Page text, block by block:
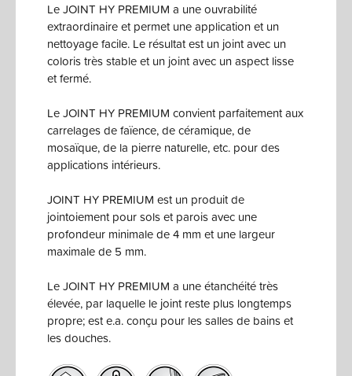
Le JOINT HY PREMIUM a une ouvrabilité
extraordinaire et permet une application et un
nettoyage facile. Le résultat est un joint avec un
coloris très stable et un joint avec un aspect lisse
et fermé.
Le JOINT HY PREMIUM convient parfaitement aux
carrelages de faïence, de céramique, de
mosaïque, de la pierre naturelle, etc. pour des
applications intérieurs.
JOINT HY PREMIUM est un produit de
jointoiement pour sols et parois avec une
profondeur minimale de 4 mm et une largeur
maximale de 5 mm.
Le JOINT HY PREMIUM a une étanchéité très
élevée, par laquelle le joint reste plus longtemps
propre; est e.a. conçu pour les salles de bains et
les douches.